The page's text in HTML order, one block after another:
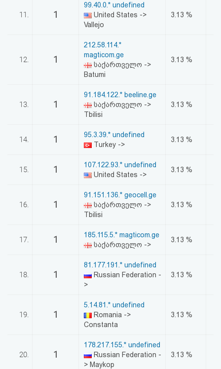
11. 1
99.40.0.* undefined
United States ->
Vallejo
3.13 %
12. 1
212.58.114.*
magticom.ge
საქართველო ->
Batumi
3.13 %
13. 1
91.184.122.* beeline.ge
საქართველო ->
Tbilisi
3.13 %
14. 1
95.3.39.* undefined
Turkey ->
3.13 %
15. 1
107.122.93.* undefined
United States ->
3.13 %
16. 1
91.151.136.* geocell.ge
საქართველო ->
Tbilisi
3.13 %
17. 1
185.115.5.* magticom.ge
საქართველო ->
3.13 %
18. 1
81.177.191.* undefined
Russian Federation -
>
3.13 %
19. 1
5.14.81.* undefined
Romania ->
Constanta
3.13 %
20. 1
178.217.155.* undefined
Russian Federation -
> Maykop
3.13 %